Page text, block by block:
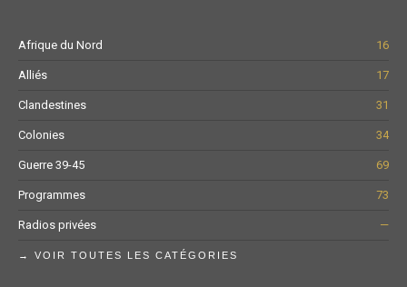
Afrique du Nord 16
Alliés 17
Clandestines 31
Colonies 34
Guerre 39-45 69
Programmes 73
Radios privées —
→ VOIR TOUTES LES CATÉGORIES